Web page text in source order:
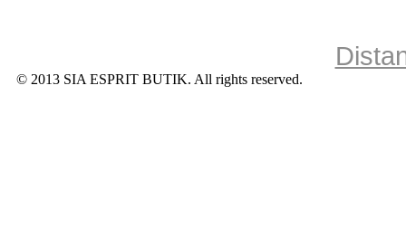
© 2013 SIA ESPRIT BUTIK. All rights reserved.